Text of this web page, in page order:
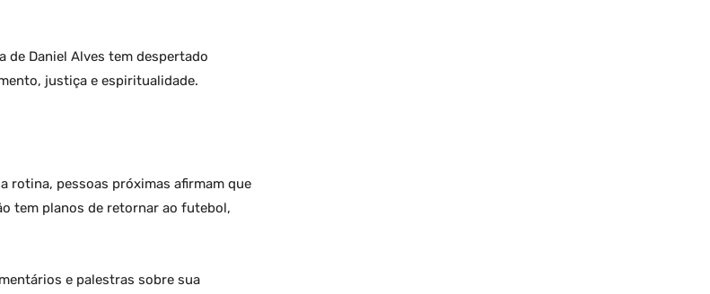
de Daniel Alves tem despertado
justiça e espiritualidade.
rotina, pessoas próximas afirmam que
tem planos de retornar ao futebol,
e palestras sobre sua